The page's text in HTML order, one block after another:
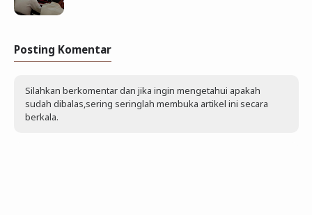
Posting Komentar
Silahkan berkomentar dan jika ingin mengetahui apakah
sudah dibalas,sering seringlah membuka artikel ini secara
berkala.